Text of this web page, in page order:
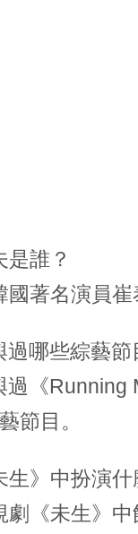
是誰？
著名演員崔
哪些綜藝節
過《Running
節目。
生》中扮演什
劇《未生》